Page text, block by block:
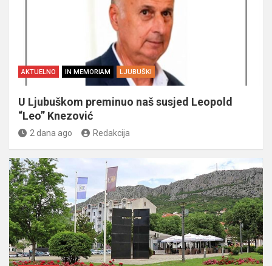
AKTUELNO IN MEMORIAM LJUBUŠKI
U Ljubuškom preminuo naš susjed Leopold
“Leo” Knezović
2 dana ago Redakcija